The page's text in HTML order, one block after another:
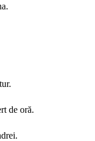
de oră.